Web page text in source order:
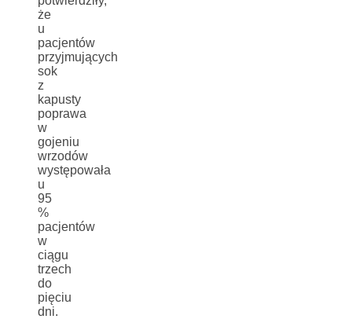
że
u
pacjentów
przyjmujących
sok
z
kapusty
poprawa
w
gojeniu
wrzodów
występowała
u
95
%
pacjentów
w
ciągu
trzech
do
pięciu
dni.